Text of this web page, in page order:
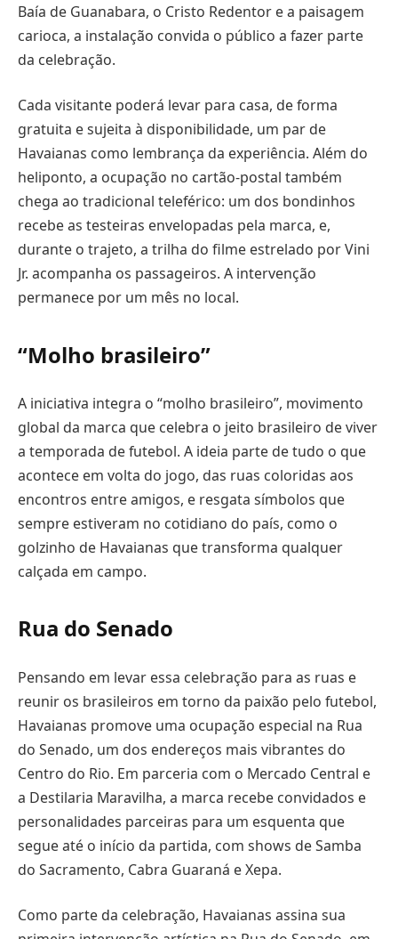
Baía de Guanabara, o Cristo Redentor e a paisagem
carioca, a instalação convida o público a fazer parte
da celebração.
Cada visitante poderá levar para casa, de forma
gratuita e sujeita à disponibilidade, um par de
Havaianas como lembrança da experiência. Além do
heliponto, a ocupação no cartão-postal também
chega ao tradicional teleférico: um dos bondinhos
recebe as testeiras envelopadas pela marca, e,
durante o trajeto, a trilha do filme estrelado por Vini
Jr. acompanha os passageiros. A intervenção
permanece por um mês no local.
“Molho brasileiro”
A iniciativa integra o “molho brasileiro”, movimento
global da marca que celebra o jeito brasileiro de viver
a temporada de futebol. A ideia parte de tudo o que
acontece em volta do jogo, das ruas coloridas aos
encontros entre amigos, e resgata símbolos que
sempre estiveram no cotidiano do país, como o
golzinho de Havaianas que transforma qualquer
calçada em campo.
Rua do Senado
Pensando em levar essa celebração para as ruas e
reunir os brasileiros em torno da paixão pelo futebol,
Havaianas promove uma ocupação especial na Rua
do Senado, um dos endereços mais vibrantes do
Centro do Rio. Em parceria com o Mercado Central e
a Destilaria Maravilha, a marca recebe convidados e
personalidades parceiras para um esquenta que
segue até o início da partida, com shows de Samba
do Sacramento, Cabra Guaraná e Xepa.
Como parte da celebração, Havaianas assina sua